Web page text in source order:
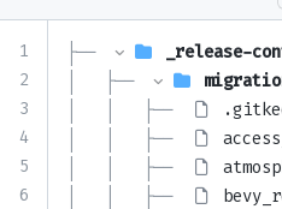
1
2
3
4
5
6
├──
_release-
│   ├──
│   │   ├──
│   │   ├──
│   │   ├──
│   │   ├──